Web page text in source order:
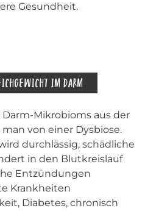
Gesundheit.
IM DARM
Mikrobioms aus der
von einer Dysbiose.
durchlässig, schädliche
in den Blutkreislauf
Entzündungen
Krankheiten
Diabetes, chronisch